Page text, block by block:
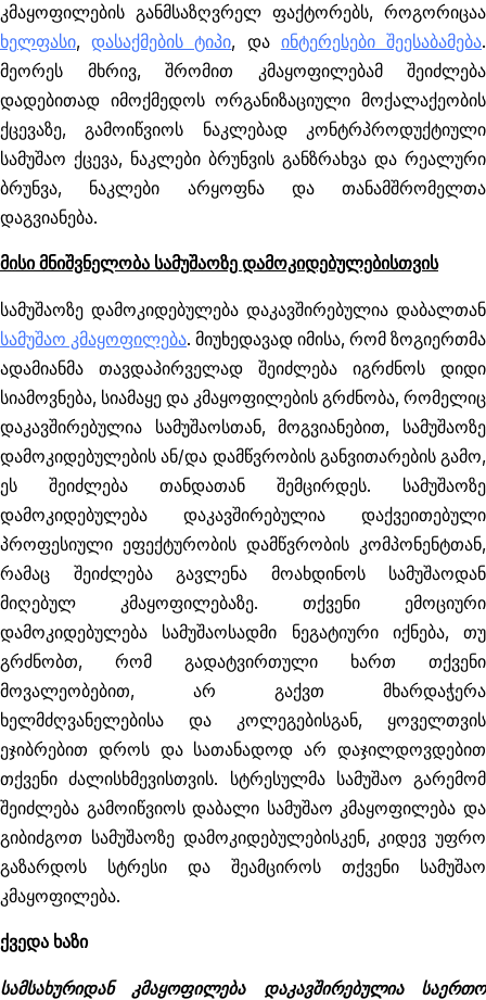
კმაყოფილების განმსაზღვრელ ფაქტორებს, როგორიცაა
ხელფასი,დასაქმების ტიპი, და ინტერესები შეესაბამება.
მეორეს მხრივ, შრომით კმაყოფილებამ შეიძლება
დადებითად იმოქმედოს ორგანიზაციული მოქალაქეობის
ქცევაზე, გამოიწვიოს ნაკლებად კონტრპროდუქტიული
სამუშაო ქცევა, ნაკლები ბრუნვის განზრახვა და რეალური
ბრუნვა, ნაკლები არყოფნა და თანამშრომელთა
დაგვიანება.
მისი მნიშვნელობა სამუშაოზე დამოკიდებულებისთვის
სამუშაოზე დამოკიდებულება დაკავშირებულია დაბალთან
სამუშაო კმაყოფილება. მიუხედავად იმისა, რომ ზოგიერთმა
ადამიანმა თავდაპირველად შეიძლება იგრძნოს დიდი
სიამოვნება, სიამაყე და კმაყოფილების გრძნობა, რომელიც
დაკავშირებულია სამუშაოსთან, მოგვიანებით, სამუშაოზე
დამოკიდებულების ან/და დამწვრობის განვითარების გამო,
ეს შეიძლება თანდათან შემცირდეს. სამუშაოზე
დამოკიდებულება დაკავშირებულია დაქვეითებული
პროფესიული ეფექტურობის დამწვრობის კომპონენტთან,
რამაც შეიძლება გავლენა მოახდინოს სამუშაოდან
მიღებულ კმაყოფილებაზე. თქვენი ემოციური
დამოკიდებულება სამუშაოსადმი ნეგატიური იქნება, თუ
გრძნობთ, რომ გადატვირთული ხართ თქვენი
მოვალეობებით, არ გაქვთ მხარდაჭერა
ხელმძღვანელებისა და კოლეგებისგან, ყოველთვის
ეჯიბრებით დროს და სათანადოდ არ დაჯილდოვდებით
თქვენი ძალისხმევისთვის. სტრესულმა სამუშაო გარემომ
შეიძლება გამოიწვიოს დაბალი სამუშაო კმაყოფილება და
გიბიძგოთ სამუშაოზე დამოკიდებულებისკენ, კიდევ უფრო
გაზარდოს სტრესი და შეამციროს თქვენი სამუშაო
კმაყოფილება.
ქვედა ხაზი
სამსახურიდან კმაყოფილება დაკავშირებულია საერთო